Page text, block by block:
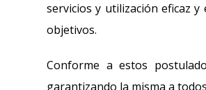
servicios y utilización eficaz
objetivos.
Conforme a estos
garantizando la misma a